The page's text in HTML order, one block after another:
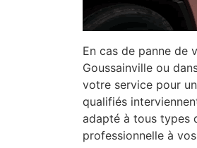
En cas de panne de
Goussainville ou
votre service pour
qualifiés
adapté à tous types
professionnelle à